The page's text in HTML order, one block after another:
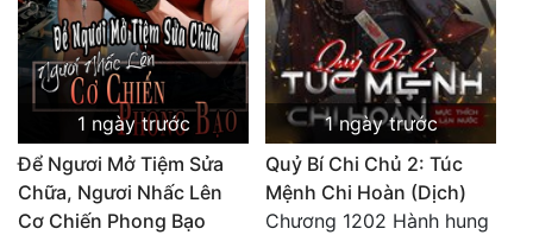
1 ngày trước
Để Ngươi Mở Tiệm Sửa
Chữa, Ngươi Nhấc Lên
Cơ Chiến Phong Bạo
1 ngày trước
Quỷ Bí Chi Chủ 2: Túc
Mệnh Chi Hoàn (Dịch)
Chương 1202 Hành hung